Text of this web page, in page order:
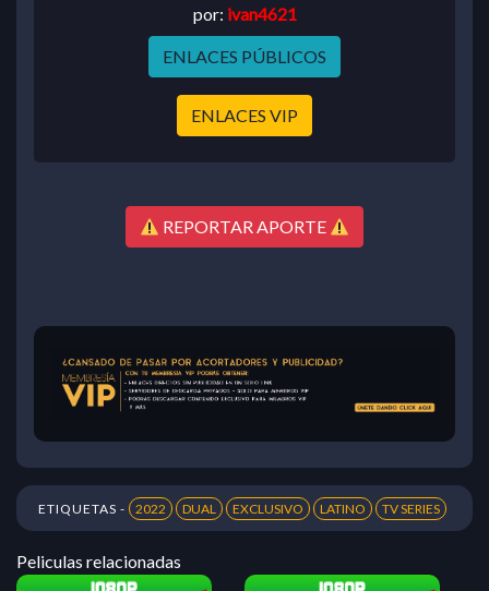
por: ivan4621
ENLACES PÚBLICOS
ENLACES VIP
REPORTAR APORTE
ETIQUETAS - 2022 DUAL EXCLUSIVO LATINO TV SERIES
Peliculas relacionadas